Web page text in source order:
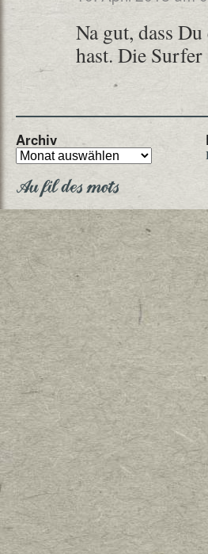
Na gut, dass
hast. Die
Archiv
Au fil des mots